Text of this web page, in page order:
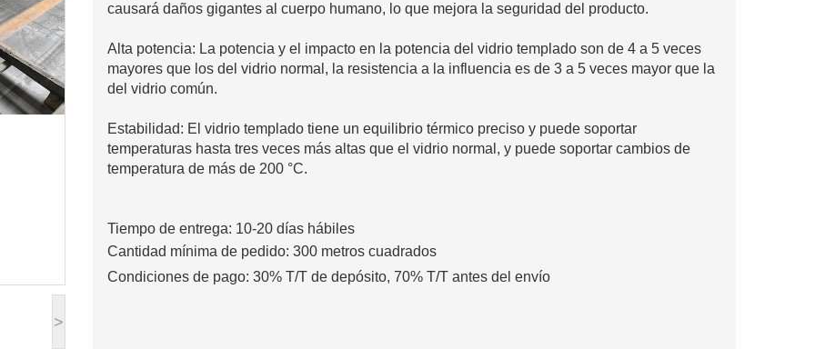
>
causará daños gigantes al cuerpo humano, lo que mejora la seguridad del producto.
Alta potencia: La potencia y el impacto en la potencia del vidrio templado son de 4 a 5 veces
mayores que los del vidrio normal, la resistencia a la influencia es de 3 a 5 veces mayor que la
del vidrio común.
Estabilidad: El vidrio templado tiene un equilibrio térmico preciso y puede soportar
temperaturas hasta tres veces más altas que el vidrio normal, y puede soportar cambios de
temperatura de más de 200 °C.
Tiempo de entrega: 10-20 días hábiles
Cantidad mínima de pedido: 300 metros cuadrados
Condiciones de pago: 30% T/T de depósito, 70% T/T antes del envío